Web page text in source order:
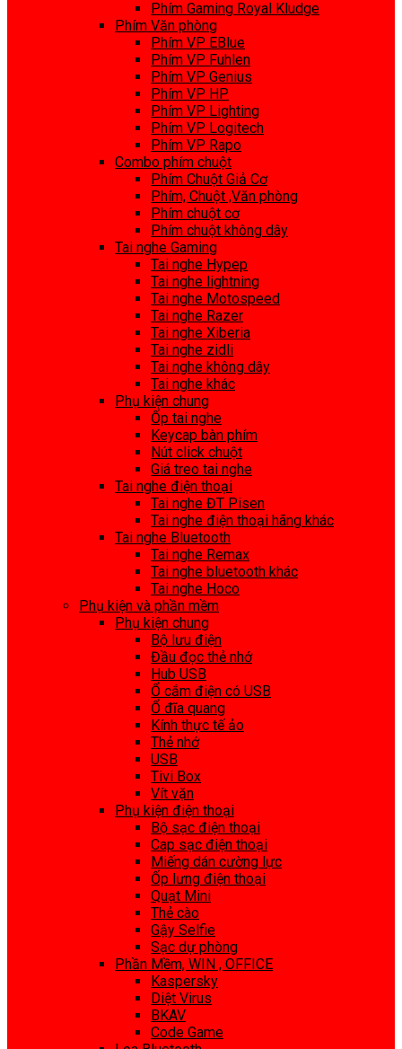
Phím Gaming Royal Kludge
Phím Văn phòng
Phím VP EBlue
Phím VP Fuhlen
Phím VP Genius
Phím VP HP
Phím VP Lighting
Phím VP Logitech
Phím VP Rapo
Combo phím chuột
Phím Chuột Giả Cơ
Phím, Chuột ,Văn phòng
Phím chuột cơ
Phím chuột không dây
Tai nghe Gaming
Tai nghe Hypep
Tai nghe lightning
Tai nghe Motospeed
Tai nghe Razer
Tai nghe Xiberia
Tai nghe zidli
Tai nghe không dây
Tai nghe khác
Phụ kiện chung
Ốp tai nghe
Keycap bàn phím
Nút click chuột
Giá treo tai nghe
Tai nghe điện thoại
Tai nghe ĐT Pisen
Tai nghe điện thoại hãng khác
Tai nghe Bluetooth
Tai nghe Remax
Tai nghe bluetooth khác
Tai nghe Hoco
Phụ kiện và phần mềm
Phụ kiện chung
Bộ lưu điện
Đầu đọc thẻ nhớ
Hub USB
Ổ cắm điện có USB
Ổ đĩa quang
Kính thực tế ảo
Thẻ nhớ
USB
Tivi Box
Vít vặn
Phụ kiện điện thoại
Bộ sạc điện thoại
Cap sạc điện thoại
Miếng dán cường lực
Ốp lưng điện thoại
Quạt Mini
Thẻ cào
Gậy Selfie
Sạc dự phòng
Phần Mềm, WIN , OFFICE
Kaspersky
Diệt Virus
BKAV
Code Game